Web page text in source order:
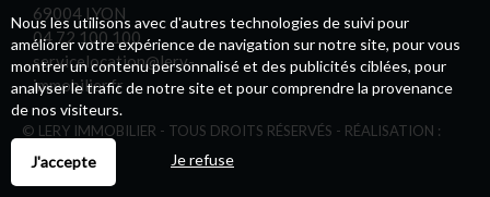
69004 LYON
04 72 100 100
servicelocation@lery-
immobilier.fr
© LERY IMMOBILIER - TOUS DROITS RÉSERVÉS - RÉALISATION :
Nous les utilisons avec d'autres technologies de suivi pour
améliorer votre expérience de navigation sur notre site, pour vous
montrer un contenu personnalisé et des publicités ciblées, pour
analyser le trafic de notre site et pour comprendre la provenance
de nos visiteurs.
J'accepte Je refuse